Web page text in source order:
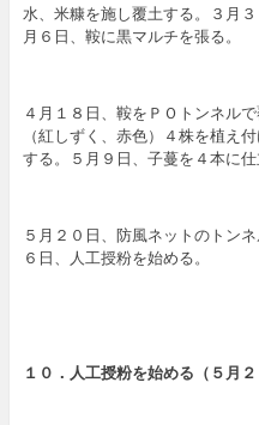
水、米糠を施し覆土する。３月
月６日、鞍に黒マルチを張る。
４月１８日、鞍をＰＯトンネル
（紅しずく、赤色）４株を植え
する。５月９日、子蔓を４本に仕
５月２０日、防風ネットのトン
６日、人工授粉を始める。
１０． 人工授粉を始める （５ 月